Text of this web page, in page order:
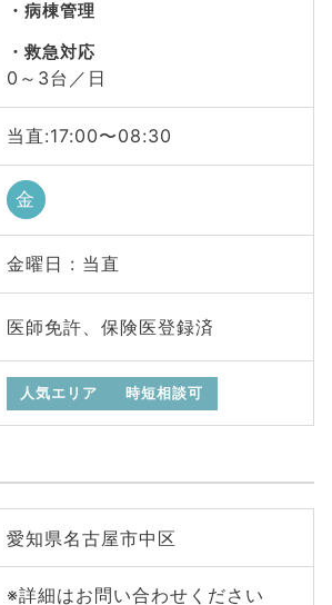
病棟管理
救急対応
0～3台／日
当直:17:00〜08:30
金
金曜日 : 当直
医師免許、保険医登録済
人気エリア 時短相談可
愛知県名古屋市中区
※詳細はお問い合わせください